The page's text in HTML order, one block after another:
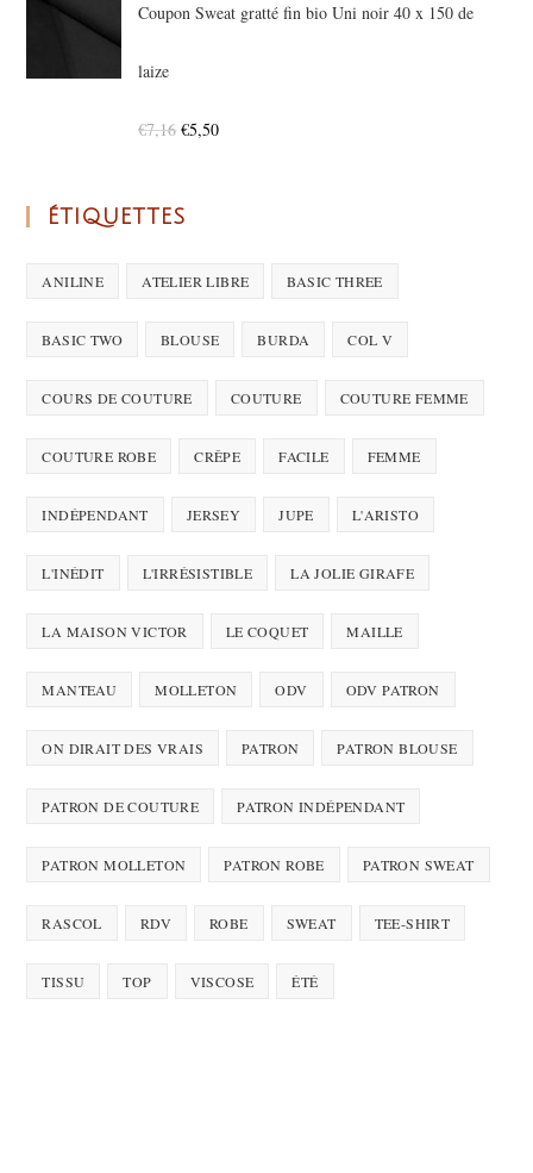
Coupon Sweat gratté fin bio Uni noir 40 x 150 de
laize
€7,16 €5,50
ÉTIQUETTES
ANILINE ATELIER LIBRE BASIC THREE
BASIC TWO BLOUSE BURDA COL V
COURS DE COUTURE COUTURE COUTURE FEMME
COUTURE ROBE CRÊPE FACILE FEMME
INDÉPENDANT JERSEY JUPE L'ARISTO
L'INÉDIT L'IRRÉSISTIBLE LA JOLIE GIRAFE
LA MAISON VICTOR LE COQUET MAILLE
MANTEAU MOLLETON ODV ODV PATRON
ON DIRAIT DES VRAIS PATRON PATRON BLOUSE
PATRON DE COUTURE PATRON INDÉPENDANT
PATRON MOLLETON PATRON ROBE PATRON SWEAT
RASCOL RDV ROBE SWEAT TEE-SHIRT
TISSU TOP VISCOSE ÉTÉ